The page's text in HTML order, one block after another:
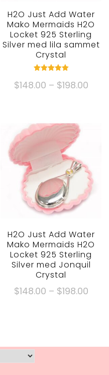
H2O Just Add Water
Mako Mermaids H2O
Locket 925 Sterling
Silver med lila sammet
Crystal
5.00
ut ur 5
$148.00 – $198.00
har
flera
varianter.
Alternativen
kan
väljas
på
H2O Just Add Water
Mako Mermaids H2O
Locket 925 Sterling
Silver med Jonquil
Crystal
$148.00 – $198.00
flera